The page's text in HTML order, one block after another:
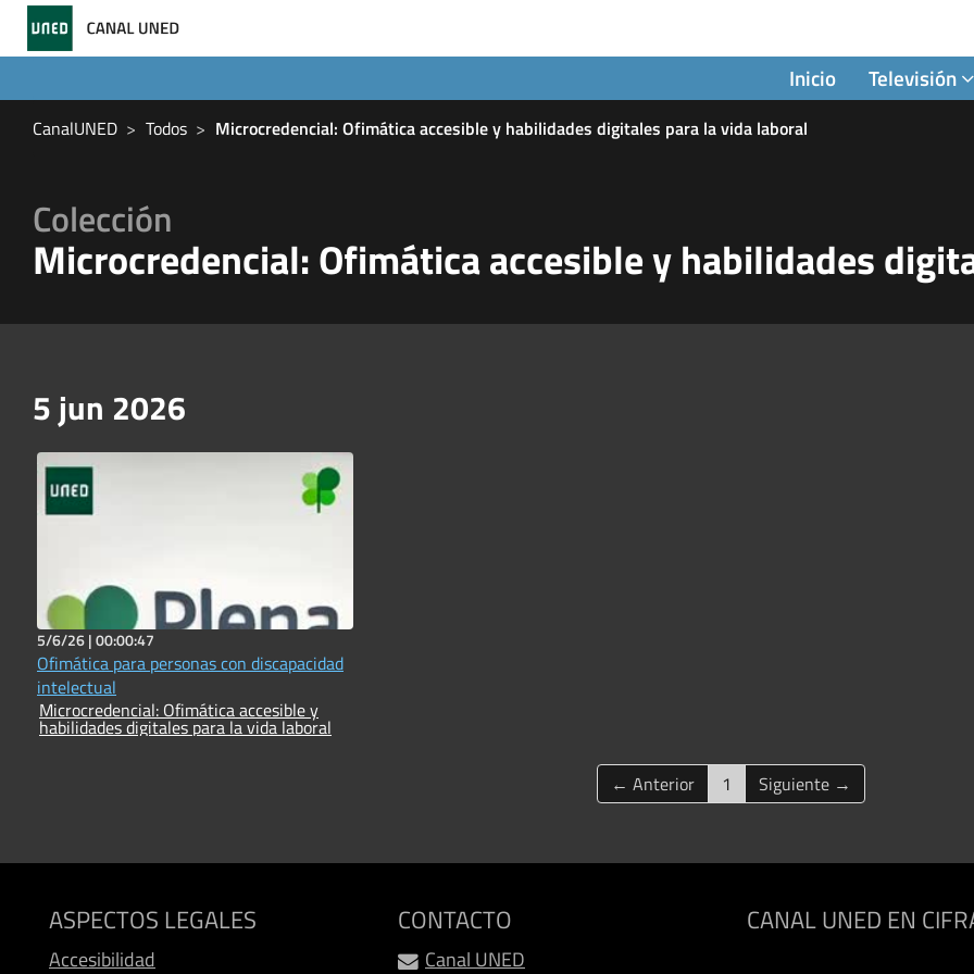
Inicio Televisión
CanalUNED Todos Microcredencial: Ofimática accesible y habilidades digitales para la vida laboral
Colección
Microcredencial: Ofimática accesible y habilidades
5 jun 2026
5/6/26 |00:00:47
Ofimática para personas con discapacidad
intelectual
Microcredencial: Ofimática accesible y
habilidades digitales para la vida laboral
← Anterior 1 (current)
Siguiente →
ASPECTOS LEGALES
Accesibilidad
CONTACTO
Canal UNED
CANAL UNED EN